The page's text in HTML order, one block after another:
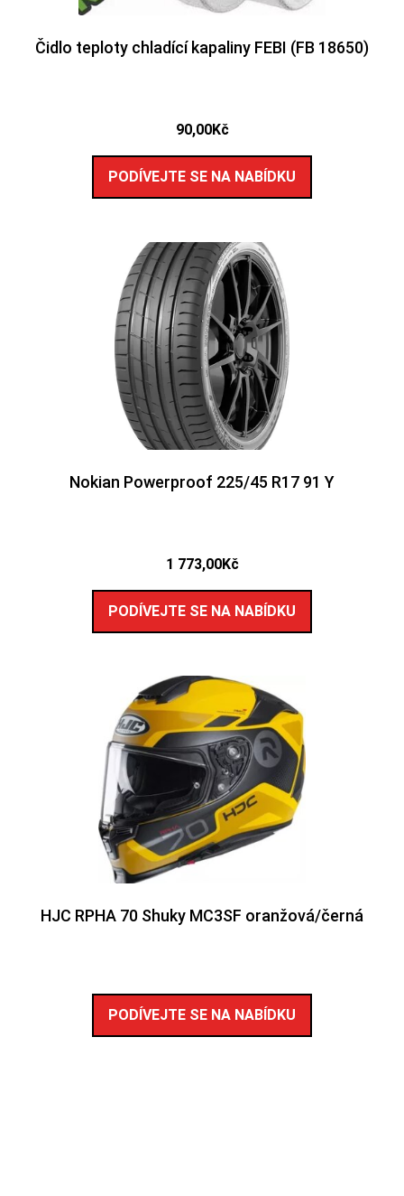
Čidlo teploty chladící kapaliny FEBI (FB 18650)
90,00Kč
PODÍVEJTE SE NA NABÍDKU
Nokian Powerproof 225/45 R17 91 Y
1 773,00Kč
PODÍVEJTE SE NA NABÍDKU
HJC RPHA 70 Shuky MC3SF oranžová/černá
PODÍVEJTE SE NA NABÍDKU